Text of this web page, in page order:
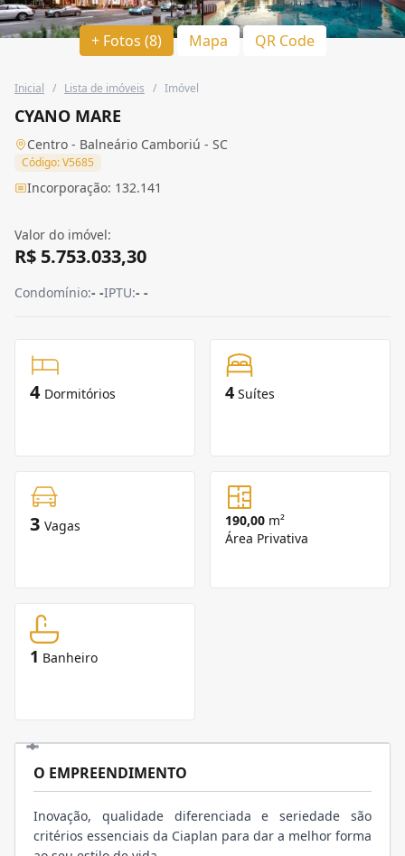
+ Fotos (8) Mapa QR Code
Inicial / Lista de imóveis / Imóvel
CYANO MARE
Centro - Balneário Camboriú - SC
Código: V5685
Incorporação: 132.141
Valor do imóvel:
R$ 5.753.033,30
Condomínio:- -IPTU:- -
4 Dormitórios 4 Suítes
3 Vagas 190,00 m²
Área Privativa
1 Banheiro
O EMPREENDIMENTO
Inovação, qualidade diferenciada e seriedade são
critérios essenciais da Ciaplan para dar a melhor forma